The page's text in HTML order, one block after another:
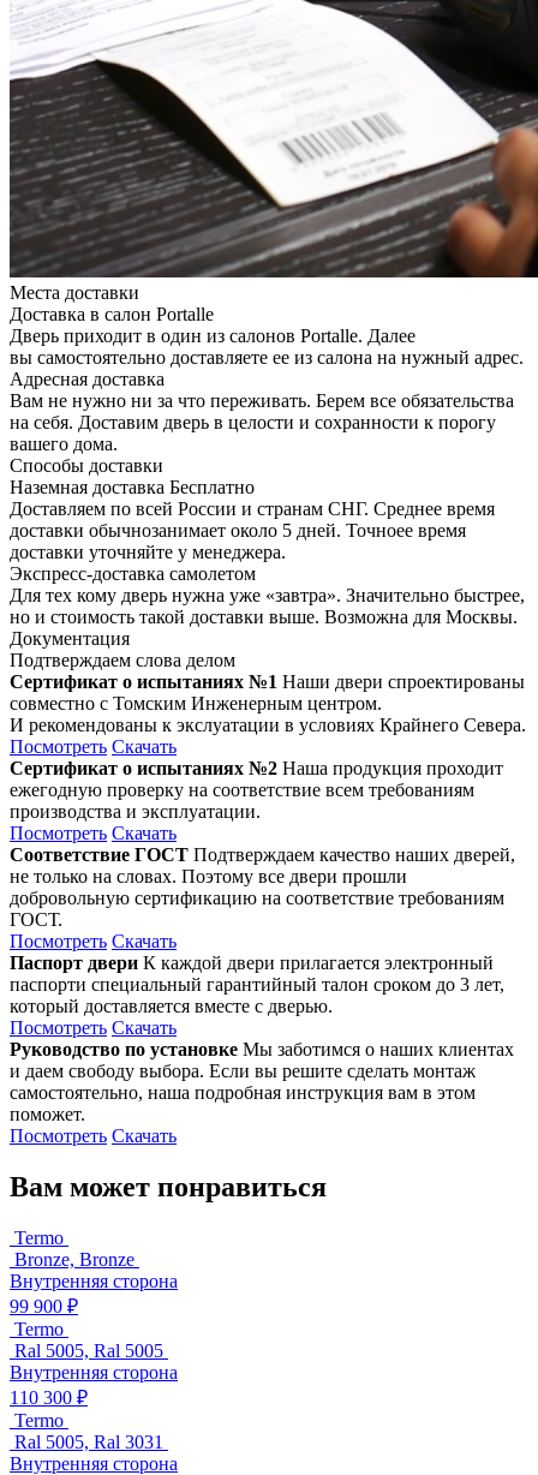
Места доставки
Доставка в салон Portalle
Дверь приходит в один из салонов Portalle. Далее
вы самостоятельно доставляете ее из салона на нужный адрес.
Адресная доставка
Вам не нужно ни за что переживать. Берем все обязательства
на себя. Доставим дверь в целости и сохранности к порогу
вашего дома.
Способы доставки
Наземная доставка Бесплатно
Доставляем по всей России и странам СНГ. Среднее время
доставки обычнозанимает около 5 дней. Точноее время
доставки уточняйте у менеджера.
Экспресс-доставка самолетом
Для тех кому дверь нужна уже «завтра». Значительно быстрее,
но и стоимость такой доставки выше. Возможна для Москвы.
Документация
Подтверждаем слова делом
Сертификат о испытаниях №1 Наши двери спроектированы
совместно с Томским Инженерным центром.
И рекомендованы к экслуатации в условиях Крайнего Севера.
Посмотреть Скачать
Сертификат о испытаниях №2 Наша продукция проходит
ежегодную проверку на соответствие всем требованиям
производства и эксплуатации.
Посмотреть Скачать
Соответствие ГОСТ Подтверждаем качество наших дверей,
не только на словах. Поэтому все двери прошли
добровольную сертификацию на соответствие требованиям
ГОСТ.
Посмотреть Скачать
Паспорт двери К каждой двери прилагается электронный
паспорти специальный гарантийный талон сроком до 3 лет,
который доставляется вместе с дверью.
Посмотреть Скачать
Руководство по установке Мы заботимся о наших клиентах
и даем свободу выбора. Если вы решите сделать монтаж
самостоятельно, наша подробная инструкция вам в этом
поможет.
Посмотреть Скачать
Вам может понравиться
Termo
Bronze, Bronze
Внутренняя сторона
99 900 ₽
Termo
Ral 5005, Ral 5005
Внутренняя сторона
110 300 ₽
Termo
Ral 5005, Ral 3031
Внутренняя сторона